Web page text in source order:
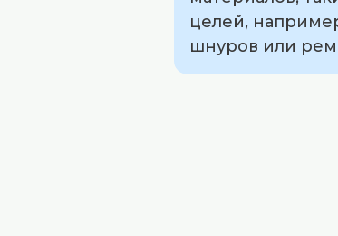
целей,
шнуров или